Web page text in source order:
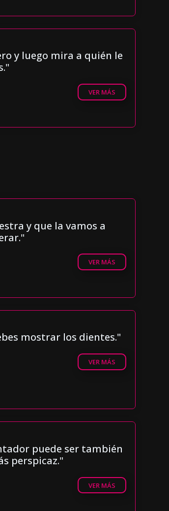
y luego mira a quién le
VER MÁS
y que la vamos a
VER MÁS
mostrar los dientes."
VER MÁS
puede ser también
perspicaz."
VER MÁS